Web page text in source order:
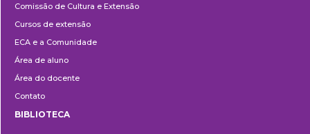
e
Extensão
Comissão de Cultura e Extensão
Cursos de extensão
ECA e a Comunidade
Área de aluno
Área do docente
Contato
BIBLIOTECA